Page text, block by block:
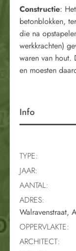
Constructie:
betonblokken,
die na
werkkrachten)
waren van hout.
en moesten
Info
TYPE:
JAAR:
AANTAL:
ADRES:
Walravenstraat,
OPPERVLAKTE:
ARCHITECT: